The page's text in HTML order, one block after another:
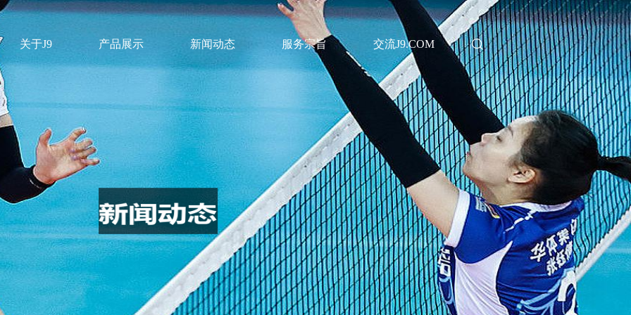
关于J9 产品展示 新闻动态 服务宗旨 交流J9.COM